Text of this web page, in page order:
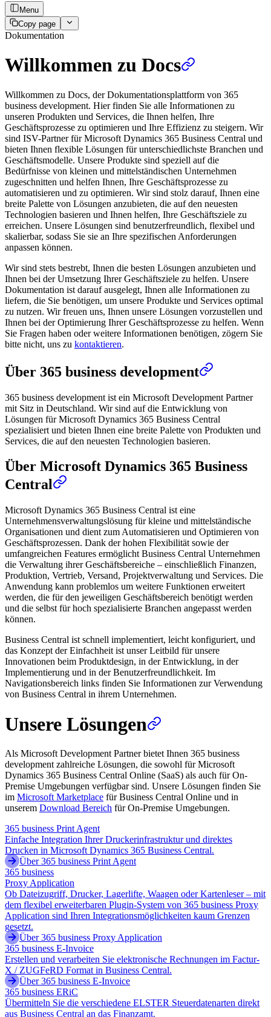
Menu
Copy page
Dokumentation
Willkommen zu Docs
Willkommen zu Docs, der Dokumentationsplattform von 365
business development. Hier finden Sie alle Informationen zu
unseren Produkten und Services, die Ihnen helfen, Ihre
Geschäftsprozesse zu optimieren und Ihre Effizienz zu steigern. Wir
sind ISV-Partner für Microsoft Dynamics 365 Business Central und
bieten Ihnen flexible Lösungen für unterschiedlichste Branchen und
Geschäftsmodelle. Unsere Produkte sind speziell auf die
Bedürfnisse von kleinen und mittelständischen Unternehmen
zugeschnitten und helfen Ihnen, Ihre Geschäftsprozesse zu
automatisieren und zu optimieren. Wir sind stolz darauf, Ihnen eine
breite Palette von Lösungen anzubieten, die auf den neuesten
Technologien basieren und Ihnen helfen, Ihre Geschäftsziele zu
erreichen. Unsere Lösungen sind benutzerfreundlich, flexibel und
skalierbar, sodass Sie sie an Ihre spezifischen Anforderungen
anpassen können.
Wir sind stets bestrebt, Ihnen die besten Lösungen anzubieten und
Ihnen bei der Umsetzung Ihrer Geschäftsziele zu helfen. Unsere
Dokumentation ist darauf ausgelegt, Ihnen alle Informationen zu
liefern, die Sie benötigen, um unsere Produkte und Services optimal
zu nutzen. Wir freuen uns, Ihnen unsere Lösungen vorzustellen und
Ihnen bei der Optimierung Ihrer Geschäftsprozesse zu helfen. Wenn
Sie Fragen haben oder weitere Informationen benötigen, zögern Sie
bitte nicht, uns zu kontaktieren.
Über 365 business development
365 business development ist ein Microsoft Development Partner
mit Sitz in Deutschland. Wir sind auf die Entwicklung von
Lösungen für Microsoft Dynamics 365 Business Central
spezialisiert und bieten Ihnen eine breite Palette von Produkten und
Services, die auf den neuesten Technologien basieren.
Über Microsoft Dynamics 365 Business
Central
Microsoft Dynamics 365 Business Central ist eine
Unternehmensverwaltungslösung für kleine und mittelständische
Organisationen und dient zum Automatisieren und Optimieren von
Geschäftsprozessen. Dank der hohen Flexibilität sowie der
umfangreichen Features ermöglicht Business Central Unternehmen
die Verwaltung ihrer Geschäftsbereiche – einschließlich Finanzen,
Produktion, Vertrieb, Versand, Projektverwaltung und Services. Die
Anwendung kann problemlos um weitere Funktionen erweitert
werden, die für den jeweiligen Geschäftsbereich benötigt werden
und die selbst für hoch spezialisierte Branchen angepasst werden
können.
Business Central ist schnell implementiert, leicht konfiguriert, und
das Konzept der Einfachheit ist unser Leitbild für unsere
Innovationen beim Produktdesign, in der Entwicklung, in der
Implementierung und in der Benutzerfreundlichkeit. Im
Navigationsbereich links finden Sie Informationen zur Verwendung
von Business Central in ihrem Unternehmen.
Unsere Lösungen
Als Microsoft Development Partner bietet Ihnen 365 business
development zahlreiche Lösungen, die sowohl für Microsoft
Dynamics 365 Business Central Online (SaaS) als auch für On-
Premise Umgebungen verfügbar sind. Unsere Lösungen finden Sie
im Microsoft Marketplace für Business Central Online und in
unserem Download Bereich für On-Premise Umgebungen.
365 business Print Agent
Einfache Integration Ihrer Druckerinfrastruktur und direktes
Drucken in Microsoft Dynamics 365 Business Central.
Über 365 business Print Agent
365 business
Proxy Application
Ob Dateizugriff, Drucker, Lagerlifte, Waagen oder Kartenleser – mit
dem flexibel erweiterbaren Plugin-System von 365 business Proxy
Application sind Ihren Integrationsmöglichkeiten kaum Grenzen
gesetzt.
Über 365 business Proxy Application
365 business E-Invoice
Erstellen und verarbeiten Sie elektronische Rechnungen im Factur-
X / ZUGFeRD Format in Business Central.
Über 365 business E-Invoice
365 business ERiC
Übermitteln Sie die verschiedene ELSTER Steuerdatenarten direkt
aus Business Central an das Finanzamt.